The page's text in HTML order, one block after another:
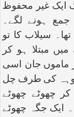
ایک غیر محفوظ
جمع ہونے لگے۔
سیلاب کا تو
مبتلا ہو کر
ماموں جان اسی
کی طرف چل
چھوٹے چھوٹے
ایک جگہ چھوٹے